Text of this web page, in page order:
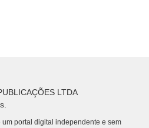
LTDA
um portal digital independente e sem